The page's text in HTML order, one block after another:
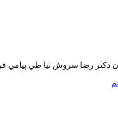
دكتر رضا سروش نيا طي پيامي